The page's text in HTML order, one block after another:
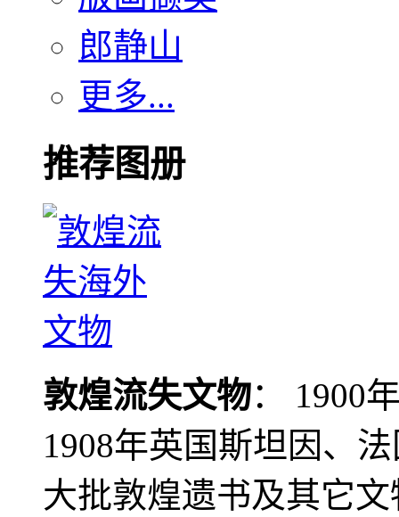
郎静山
更多...
推荐图册
敦煌流失文物： 1900
1908年英国斯坦因、
大批敦煌遗书及其它